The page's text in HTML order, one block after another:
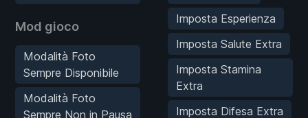
Mod gioco
Modalità Foto
Sempre Disponibile
Modalità Foto
Sempre Non in Pausa
Imposta Esperienza
Imposta Salute Extra
Imposta Stamina
Extra
Imposta Difesa Extra